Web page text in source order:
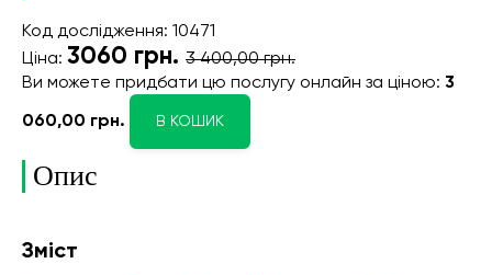
Код дослідження: 10471
Ціна: 3060 грн. 3 400,00 грн.
Ви можете придбати цю послугу онлайн за ціною: 3
060,00 грн. В КОШИК
Опис
Зміст